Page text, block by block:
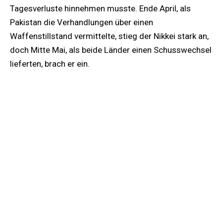
Tagesverluste hinnehmen musste. Ende April, als
Pakistan die Verhandlungen über einen
Waffenstillstand vermittelte, stieg der Nikkei stark an,
doch Mitte Mai, als beide Länder einen Schusswechsel
lieferten, brach er ein.